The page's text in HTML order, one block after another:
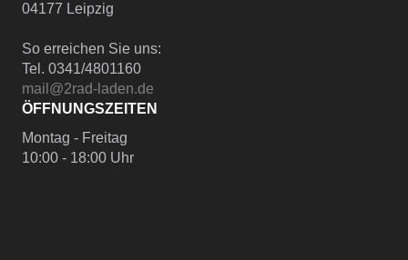
04177 Leipzig
So erreichen Sie uns:
Tel. 0341/4801160
mail@2rad-laden.de
ÖFFNUNGSZEITEN
Montag - Freitag
10:00 - 18:00 Uhr